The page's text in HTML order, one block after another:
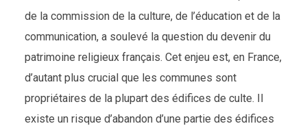
de la commission de la culture, de l’éducation et de la
communication, a soulevé la question du devenir du
patrimoine religieux français. Cet enjeu est, en France,
d’autant plus crucial que les communes sont
propriétaires de la plupart des édifices de culte. Il
existe un risque d’abandon d’une partie des édifices